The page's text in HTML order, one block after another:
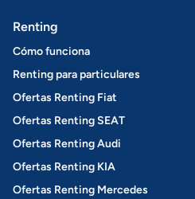
Renting
Cómo funciona
Renting para particulares
Ofertas Renting Fiat
Ofertas Renting SEAT
Ofertas Renting Audi
Ofertas Renting KIA
Ofertas Renting Mercedes